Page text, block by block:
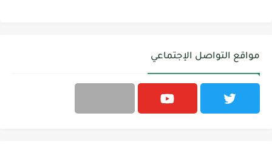
مواقع التواصل الإجتماعي